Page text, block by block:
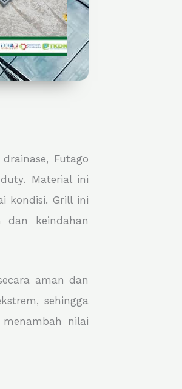
Futago
Material ini
kondisi. Grill ini
dan keindahan
aman dan
sehingga
nilai